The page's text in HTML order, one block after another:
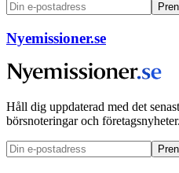
Nyemissioner.se
Håll dig uppdaterad med det
börsnoteringar och företagsnyheter.